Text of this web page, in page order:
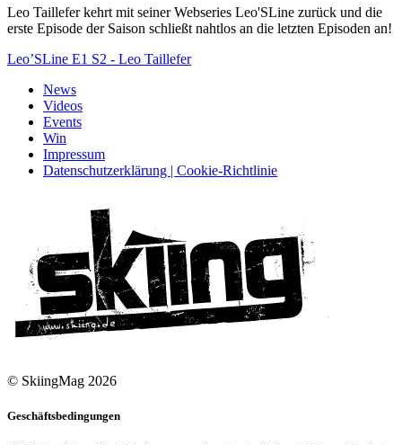
Leo Taillefer kehrt mit seiner Webseries Leo'SLine zurück und die
erste Episode der Saison schließt nahtlos an die letzten Episoden an!
Leo’SLine E1 S2 - Leo Taillefer
News
Videos
Events
Win
Impressum
Datenschutzerklärung | Cookie-Richtlinie
© SkiingMag 2026
Geschäftsbedingungen